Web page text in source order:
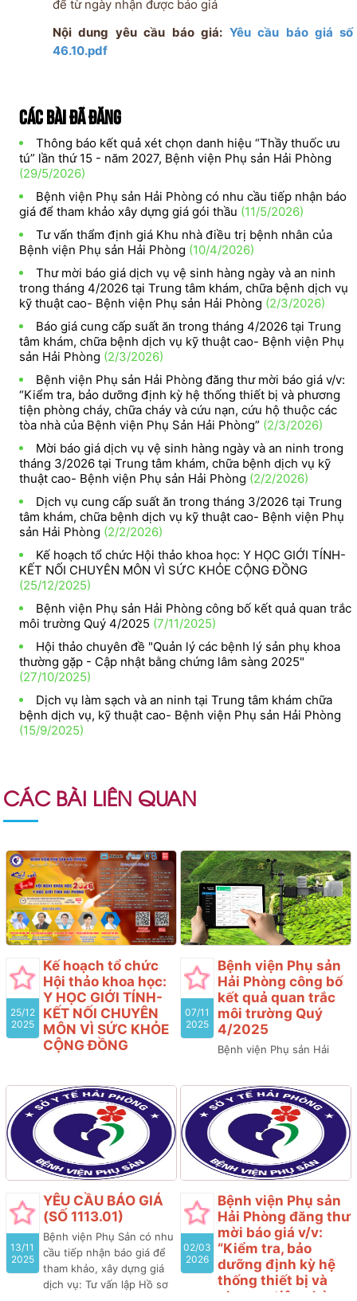
để từ ngày nhận được báo giá
Nội dung yêu cầu báo giá: Yêu cầu báo giá số
46.10.pdf
Các bài đã đăng
Thông báo kết quả xét chọn danh hiệu “Thầy thuốc ưu
tú” lần thứ 15 - năm 2027, Bệnh viện Phụ sản Hải Phòng
(29/5/2026)
Bệnh viện Phụ sản Hải Phòng có nhu cầu tiếp nhận báo
giá để tham khảo xây dựng giá gói thầu (11/5/2026)
Tư vấn thẩm định giá Khu nhà điều trị bệnh nhân của
Bệnh viện Phụ sản Hải Phòng (10/4/2026)
Thư mời báo giá dịch vụ vệ sinh hàng ngày và an ninh
trong tháng 4/2026 tại Trung tâm khám, chữa bệnh dịch vụ
kỹ thuật cao- Bệnh viện Phụ sản Hải Phòng (2/3/2026)
Báo giá cung cấp suất ăn trong tháng 4/2026 tại Trung
tâm khám, chữa bệnh dịch vụ kỹ thuật cao- Bệnh viện Phụ
sản Hải Phòng (2/3/2026)
Bệnh viện Phụ sản Hải Phòng đăng thư mời báo giá v/v:
“Kiểm tra, bảo dưỡng định kỳ hệ thống thiết bị và phương
tiện phòng cháy, chữa cháy và cứu nạn, cứu hộ thuộc các
tòa nhà của Bệnh viện Phụ Sản Hải Phòng” (2/3/2026)
Mời báo giá dịch vụ vệ sinh hàng ngày và an ninh trong
tháng 3/2026 tại Trung tâm khám, chữa bệnh dịch vụ kỹ
thuật cao- Bệnh viện Phụ sản Hải Phòng (2/2/2026)
Dịch vụ cung cấp suất ăn trong tháng 3/2026 tại Trung
tâm khám, chữa bệnh dịch vụ kỹ thuật cao- Bệnh viện Phụ
sản Hải Phòng (2/2/2026)
Kế hoạch tổ chức Hội thảo khoa học: Y HỌC GIỚI TÍNH-
KẾT NỐI CHUYÊN MÔN VÌ SỨC KHỎE CỘNG ĐỒNG
(25/12/2025)
Bệnh viện Phụ sản Hải Phòng công bố kết quả quan trắc
môi trường Quý 4/2025 (7/11/2025)
Hội thảo chuyên đề "Quản lý các bệnh lý sản phụ khoa
thường gặp - Cập nhật bằng chứng lâm sàng 2025"
(27/10/2025)
Dịch vụ làm sạch và an ninh tại Trung tâm khám chữa
bệnh dịch vụ, kỹ thuật cao- Bệnh viện Phụ sản Hải Phòng
(15/9/2025)
CÁC BÀI LIÊN QUAN
25/12
2025
Kế hoạch tổ chức
Hội thảo khoa học:
Y HỌC GIỚI TÍNH-
KẾT NỐI CHUYÊN
MÔN VÌ SỨC KHỎE
CỘNG ĐỒNG
trong lĩnh vực Sản phụ
khoa nói chung và Y học
giới tính nói riêng, bệnh
viện Phụ sản Hải Phòng
phối hợp với các chuyên
gia hàng đầu về lĩnh vực Y
học giới tính, sức khỏe
tình dục tổ chức Hội thảo
khoa học chuyên đề: “Y
HỌC GIỚI TÍNH- KẾT NỐI
CHUYÊN MÔN VÌ SỨC
KHỎE CỘNG ĐỒNG ”
07/11
2025
Bệnh viện Phụ sản
Hải Phòng công bố
kết quả quan trắc
môi trường Quý
4/2025
Bệnh viện Phụ sản Hải
4/2025 do công ty cổ
phần đầu tư CM thực hiện
13/11
2025
YÊU CẦU BÁO GIÁ
(SỐ 1113.01)
Bệnh viện Phụ Sản có nhu
cầu tiếp nhận báo giá để
tham khảo, xây dựng giá
dịch vụ: Tư vấn lập Hồ sơ
02/03
2026
Bệnh viện Phụ sản
Hải Phòng đăng thư
mời báo giá v/v:
“Kiểm tra, bảo
dưỡng định kỳ hệ
thống thiết bị và
phương tiện phòng